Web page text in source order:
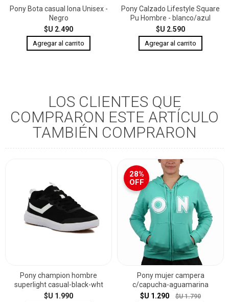
Pony Bota casual lona Unisex -
Negro
$U 2.490
Pony Calzado Lifestyle Square
Pu Hombre - blanco/azul
$U 2.590
LOS CLIENTES QUE
COMPRARON ESTE ARTÍCULO
TAMBIÉN COMPRARON
Pony champion hombre
superlight casual-black-wht
$U 1.990
28%
OFF
Pony mujer campera
c/capucha-aguamarina
$U 1.290
$U 1.790